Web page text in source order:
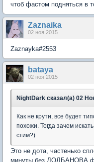
чтоб фастом подняться в
Zaznaika
02 ноя 2015
Zaznayka#2553
bataya
02 ноя 2015
NightDark сказал(а) 02
Как не крути, все будет
похожи. Тогда зачем
стим?)
Это не дота, частенько
минуты без ДОЛБАНОВА